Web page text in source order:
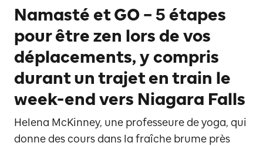
Namasté et GO – 5 étapes
pour être zen lors de vos
déplacements, y compris
durant un trajet en train le
week-end vers Niagara Falls
Helena McKinney, une professeure de yoga, qui
donne des cours dans la fraîche brume près